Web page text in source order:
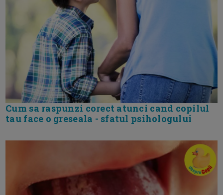
Cum sa raspunzi corect atunci cand copilul
tau face o greseala - sfatul psihologului